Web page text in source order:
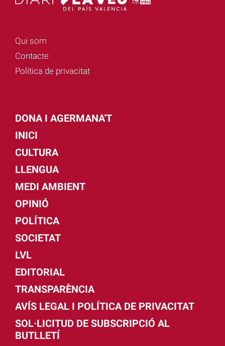
Qui som
Contacte
Política de privacitat
DONA I AGERMANA'T
INICI
CULTURA
LLENGUA
MEDI AMBIENT
OPINIÓ
POLÍTICA
SOCIETAT
LVL
EDITORIAL
TRANSPARÈNCIA
AVÍS LEGAL I POLÍTICA DE PRIVACITAT
SOL·LICITUD DE SUBSCRIPCIÓ AL
BUTLLETÍ